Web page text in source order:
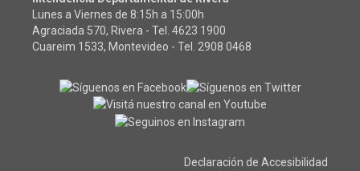
Lunes a Viernes de 8:15h a 15:00h
Agraciada 570, Rivera - Tel. 4623 1900
Cuareim 1533, Montevideo - Tel. 2908 0468
Declaración de Accesibilidad